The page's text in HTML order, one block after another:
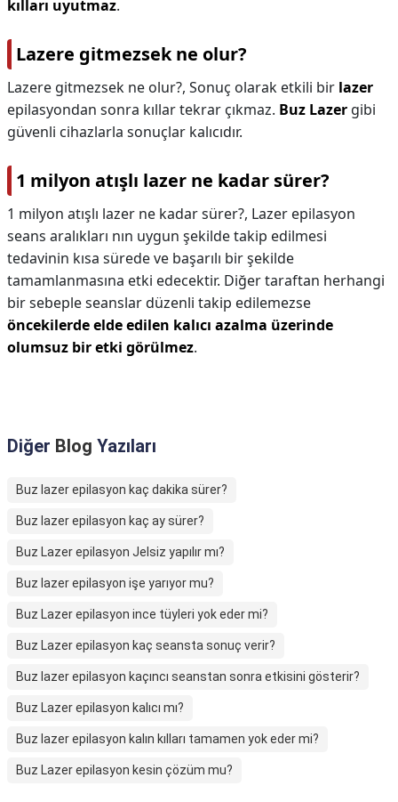
kılları uyutmaz.
Lazere gitmezsek ne olur?
Lazere gitmezsek ne olur?, Sonuç olarak etkili bir lazer
epilasyondan sonra kıllar tekrar çıkmaz. Buz Lazer gibi
güvenli cihazlarla sonuçlar kalıcıdır.
1 milyon atışlı lazer ne kadar sürer?
1 milyon atışlı lazer ne kadar sürer?, Lazer epilasyon
seans aralıkları nın uygun şekilde takip edilmesi
tedavinin kısa sürede ve başarılı bir şekilde
tamamlanmasına etki edecektir. Diğer taraftan herhangi
bir sebeple seanslar düzenli takip edilemezse
öncekilerde elde edilen kalıcı azalma üzerinde
olumsuz bir etki görülmez.
Diğer Blog Yazıları
Buz lazer epilasyon kaç dakika sürer?
Buz lazer epilasyon kaç ay sürer?
Buz Lazer epilasyon Jelsiz yapılır mı?
Buz lazer epilasyon işe yarıyor mu?
Buz Lazer epilasyon ince tüyleri yok eder mi?
Buz Lazer epilasyon kaç seansta sonuç verir?
Buz lazer epilasyon kaçıncı seanstan sonra etkisini gösterir?
Buz Lazer epilasyon kalıcı mı?
Buz lazer epilasyon kalın kılları tamamen yok eder mi?
Buz Lazer epilasyon kesin çözüm mu?